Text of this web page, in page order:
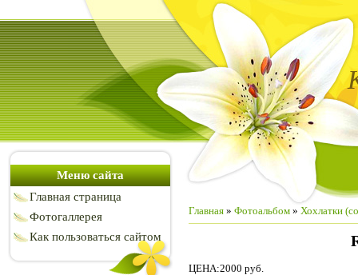
Меню сайта
Главная страница
Фотогаллерея
Как пользоваться сайтом
Главная » Фотоальбом » Хохлатки
ЦЕНА:2000 руб.